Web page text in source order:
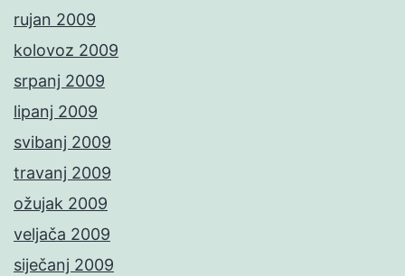
rujan 2009
kolovoz 2009
srpanj 2009
lipanj 2009
svibanj 2009
travanj 2009
ožujak 2009
veljača 2009
siječanj 2009